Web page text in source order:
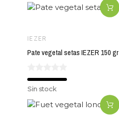
IEZER
Pate vegetal setas IEZER 150 gr
Sin stock